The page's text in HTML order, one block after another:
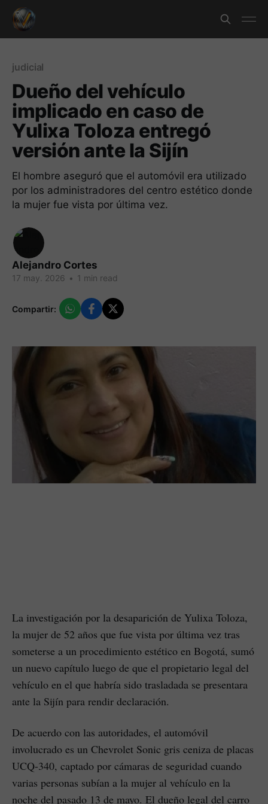
judicial
Dueño del vehículo
implicado en caso de
Yulixa Toloza entregó
versión ante la Sijín
El hombre aseguró que el automóvil era utilizado
por los administradores del centro estético donde
la mujer fue vista por última vez.
Alejandro Cortes
17 may. 2026 • 1 min read
Compartir:
La investigación por la desaparición de Yulixa Toloza,
la mujer de 52 años que fue vista por última vez tras
someterse a un procedimiento estético en Bogotá, sumó
un nuevo capítulo luego de que el propietario legal del
vehículo en el que habría sido trasladada se presentara
ante la Sijín para rendir declaración.
De acuerdo con las autoridades, el automóvil
involucrado es un Chevrolet Sonic gris ceniza de placas
UCQ-340, captado por cámaras de seguridad cuando
varias personas subían a la mujer al vehículo en la
noche del pasado 13 de mayo. El dueño legal del carro